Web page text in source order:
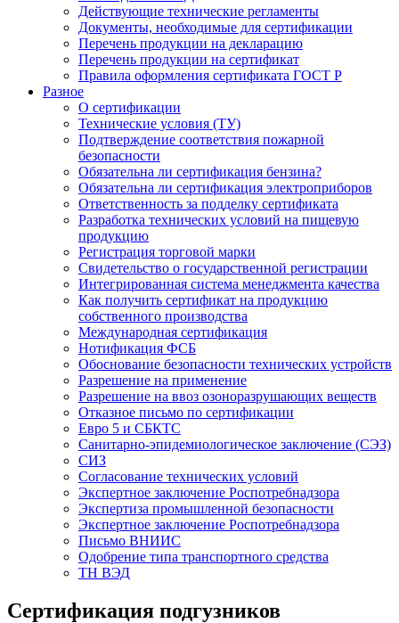
Действующие технические регламенты
Документы, необходимые для сертификации
Перечень продукции на декларацию
Перечень продукции на сертификат
Правила оформления сертификата ГОСТ Р
Разное
О сертификации
Технические условия (ТУ)
Подтверждение соответствия пожарной
безопасности
Обязательна ли сертификация бензина?
Обязательна ли сертификация электроприборов
Ответственность за подделку сертификата
Разработка технических условий на пищевую
продукцию
Регистрация торговой марки
Свидетельство о государственной регистрации
Интегрированная система менеджмента качества
Как получить сертификат на продукцию
собственного производства
Международная сертификация
Нотификация ФСБ
Обоснование безопасности технических устройств
Разрешение на применение
Разрешение на ввоз озоноразрушающих веществ
Отказное письмо по сертификации
Евро 5 и СБКТС
Санитарно-эпидемиологическое заключение (СЭЗ)
СИЗ
Согласование технических условий
Экспертное заключение Роспотребнадзора
Экспертиза промышленной безопасности
Экспертное заключение Роспотребнадзора
Письмо ВНИИС
Одобрение типа транспортного средства
ТН ВЭД
Сертификация подгузников